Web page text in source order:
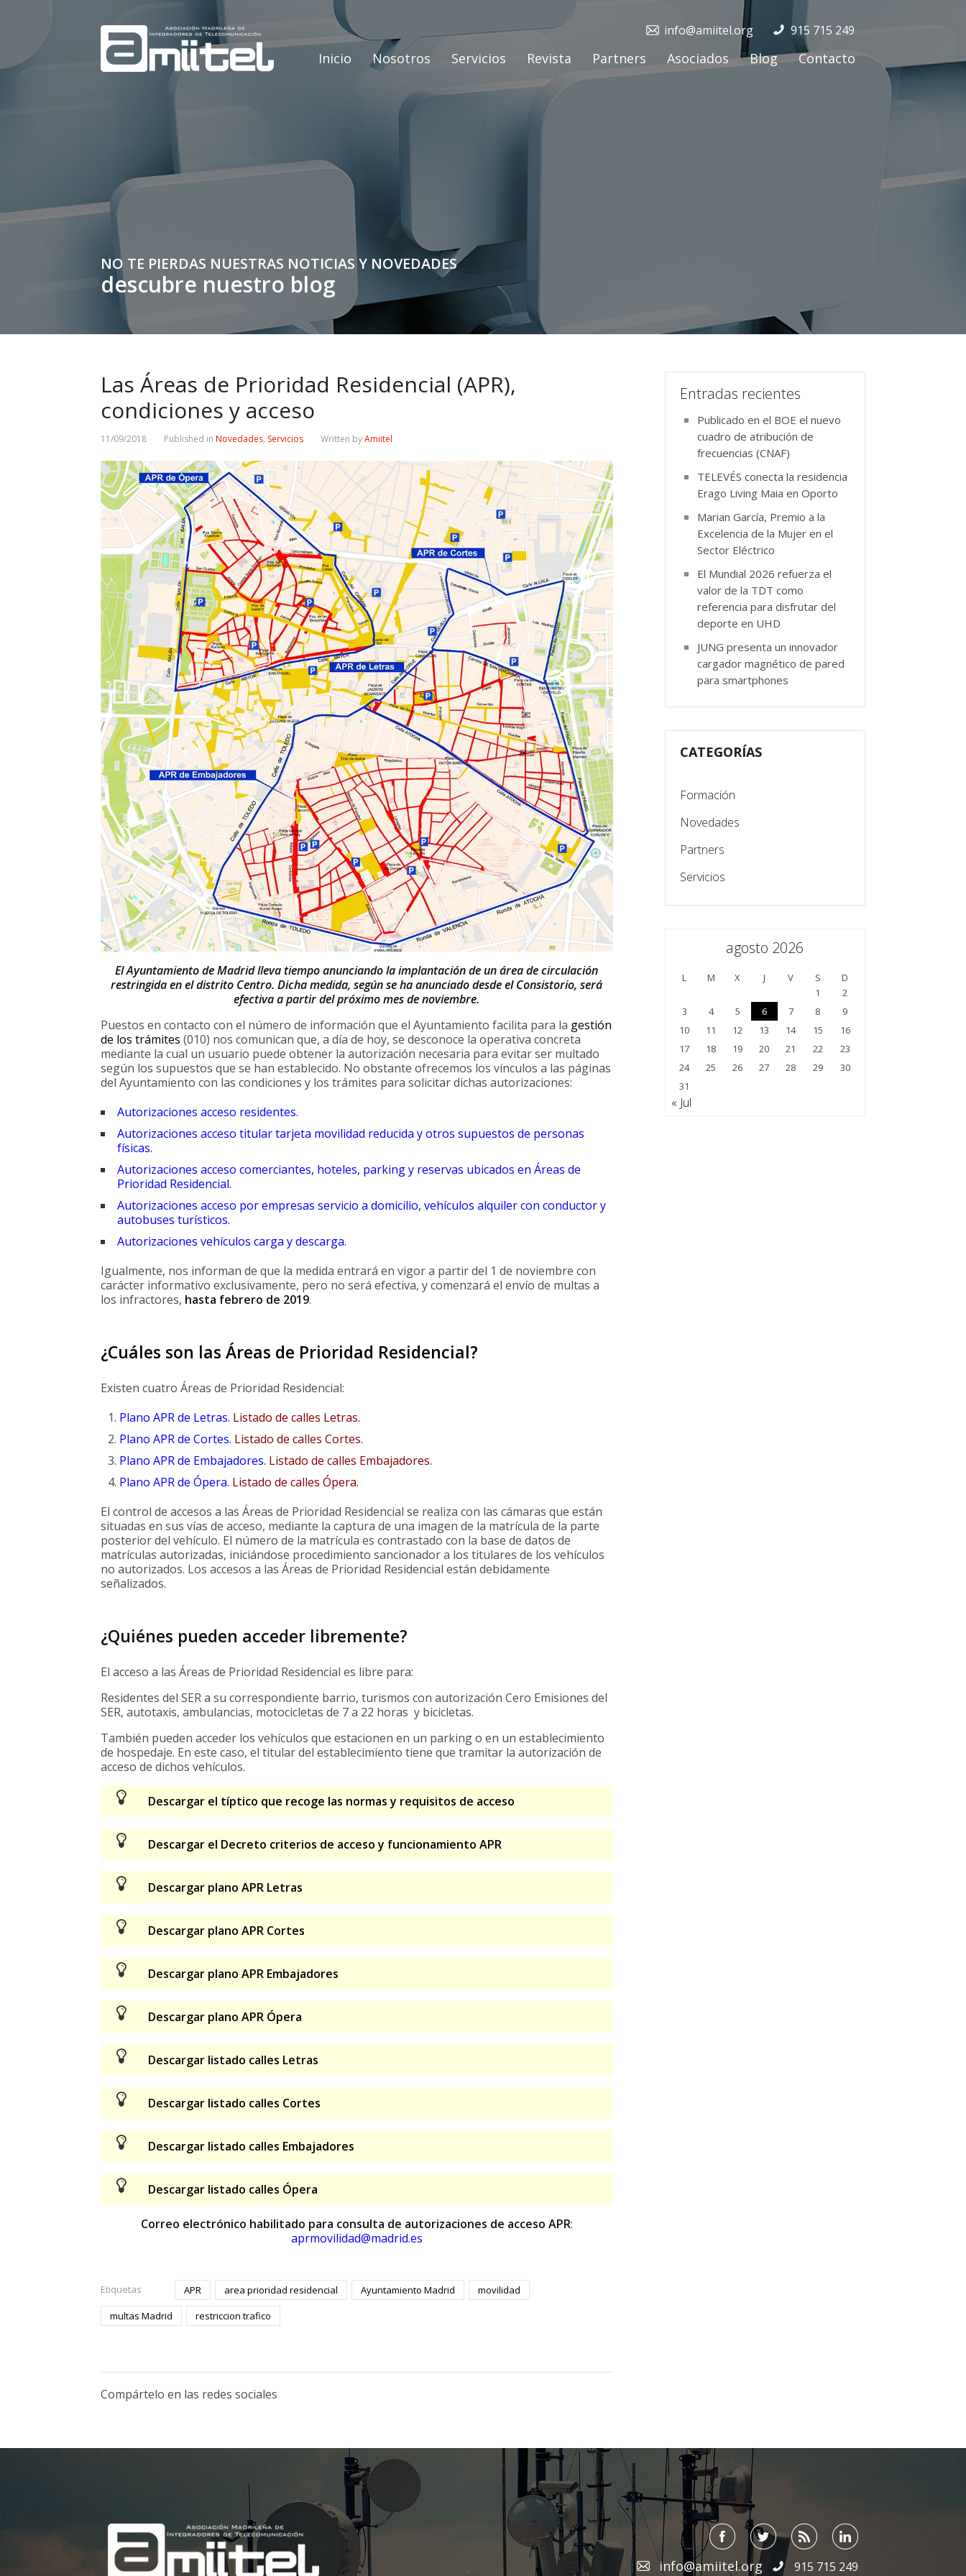
915 715 249
info@amiitel.org
Inicio Nosotros Servicios Revista Partners Asociados Blog Contacto
NO TE PIERDAS NUESTRAS NOTICIAS Y NOVEDADES
descubre nuestro blog
Las Áreas de Prioridad Residencial (APR),
condiciones y acceso
11/09/2018 Published in Novedades, Servicios Written byAmiitel
El Ayuntamiento de Madrid lleva tiempo anunciando la implantación de un área de circulación
restringida en el distrito Centro. Dicha medida, según se ha anunciado desde el Consistorio, será
efectiva a partir del próximo mes de noviembre.
Puestos en contacto con el número de información que el Ayuntamiento facilita para la gestión
de los trámites (010) nos comunican que, a día de hoy, se desconoce la operativa concreta
mediante la cual un usuario puede obtener la autorización necesaria para evitar ser multado
según los supuestos que se han establecido. No obstante ofrecemos los vínculos a las páginas
del Ayuntamiento con las condiciones y los trámites para solicitar dichas autorizaciones:
Autorizaciones acceso residentes.
Autorizaciones acceso titular tarjeta movilidad reducida y otros supuestos de personas
físicas.
Autorizaciones acceso comerciantes, hoteles, parking y reservas ubicados en Áreas de
Prioridad Residencial.
Autorizaciones acceso por empresas servicio a domicilio, vehículos alquiler con conductor y
autobuses turísticos.
Autorizaciones vehículos carga y descarga.
Igualmente, nos informan de que la medida entrará en vigor a partir del 1 de noviembre con
carácter informativo exclusivamente, pero no será efectiva, y comenzará el envío de multas a
los infractores, hasta febrero de 2019.
¿Cuáles son las Áreas de Prioridad Residencial?
Existen cuatro Áreas de Prioridad Residencial:
Plano APR de Letras. Listado de calles Letras.
Plano APR de Cortes. Listado de calles Cortes.
Plano APR de Embajadores. Listado de calles Embajadores.
Plano APR de Ópera. Listado de calles Ópera.
El control de accesos a las Áreas de Prioridad Residencial se realiza con las cámaras que están
situadas en sus vías de acceso, mediante la captura de una imagen de la matrícula de la parte
posterior del vehículo. El número de la matrícula es contrastado con la base de datos de
matrículas autorizadas, iniciándose procedimiento sancionador a los titulares de los vehículos
no autorizados. Los accesos a las Áreas de Prioridad Residencial están debidamente
señalizados.
¿Quiénes pueden acceder libremente?
El acceso a las Áreas de Prioridad Residencial es libre para:
Residentes del SER a su correspondiente barrio, turismos con autorización Cero Emisiones del
SER, autotaxis, ambulancias, motocicletas de 7 a 22 horas y bicicletas.
También pueden acceder los vehículos que estacionen en un parking o en un establecimiento
de hospedaje. En este caso, el titular del establecimiento tiene que tramitar la autorización de
acceso de dichos vehículos.
Descargar el típtico que recoge las normas y requisitos de acceso
Descargar el Decreto criterios de acceso y funcionamiento APR
Descargar plano APR Letras
Descargar plano APR Cortes
Descargar plano APR Embajadores
Descargar plano APR Ópera
Descargar listado calles Letras
Descargar listado calles Cortes
Descargar listado calles Embajadores
Descargar listado calles Ópera
Correo electrónico habilitado para consulta de autorizaciones de acceso APR:
aprmovilidad@madrid.es
Etiquetas APR area prioridad residencial Ayuntamiento Madrid
movilidad
multas Madrid
restriccion trafico
Compártelo en las redes sociales
Entradas recientes
Publicado en el BOE el nuevo
cuadro de atribución de
frecuencias (CNAF)
TELEVÉS conecta la residencia
Erago Living Maia en Oporto
Marian García, Premio a la
Excelencia de la Mujer en el
Sector Eléctrico
El Mundial 2026 refuerza el
valor de la TDT como
referencia para disfrutar del
deporte en UHD
JUNG presenta un innovador
cargador magnético de pared
para smartphones
CATEGORÍAS
Formación
Novedades
Partners
Servicios
agosto 2026
L M X J V S
D
1
2
3
4 5 6 7 8
9
10
11 12 13 14 15
16
17
18 19 20 21 22
23
24
25 26 27 28 29
30
31
« Jul
;
info@amiitel.org 915 715 249